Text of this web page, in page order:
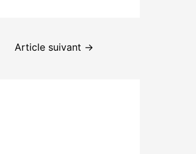
Article suivant →